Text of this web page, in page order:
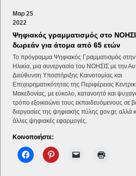
Μαρ 25
2022
Ψηφιακός γραμματισμός στο
δωρεάν για άτομα από 65 ετών
Το πρόγραμμα Ψηφιακός Γραμματισμός στην
Ηλικία, μια συνεργασία του ΝΟΗΣΙΣ με την
Διεύθυνση Υποστήριξης Καινοτομίας και
Επιχειρηματικότητας της Περιφέρειας
Μακεδονίας, με εύκολο, κατανοητό και
τρόπο εξοικειώνει τους εκπαιδευόμενους σε
διεργασίες της ψηφιακής πύλης gov.gr, αλλά
άλλες ψηφιακές εφαρμογές.
Κοινοποιήστε: